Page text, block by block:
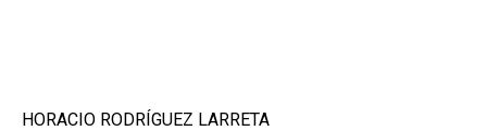
HORACIO RODRÍGUEZ LARRETA